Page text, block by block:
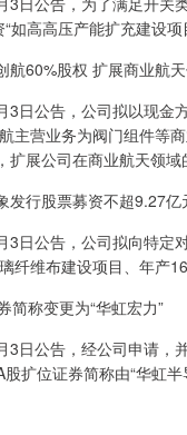
“如高高压产能扩充建设
60%股权 扩展商业航天
公告，公司拟以现金方
主营业务为阀门组件等
展公司在商业航天领域
行股票募资不超9.27亿
公告，公司拟向特定
纤维布建设项目、年产
称变更为“华虹宏力”
公告，经公司申请，
扩位证券简称由“华虹